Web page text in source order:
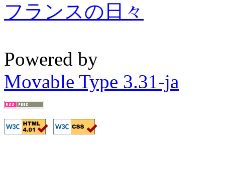
フランスの日々
Powered by
Movable Type 3.31-ja